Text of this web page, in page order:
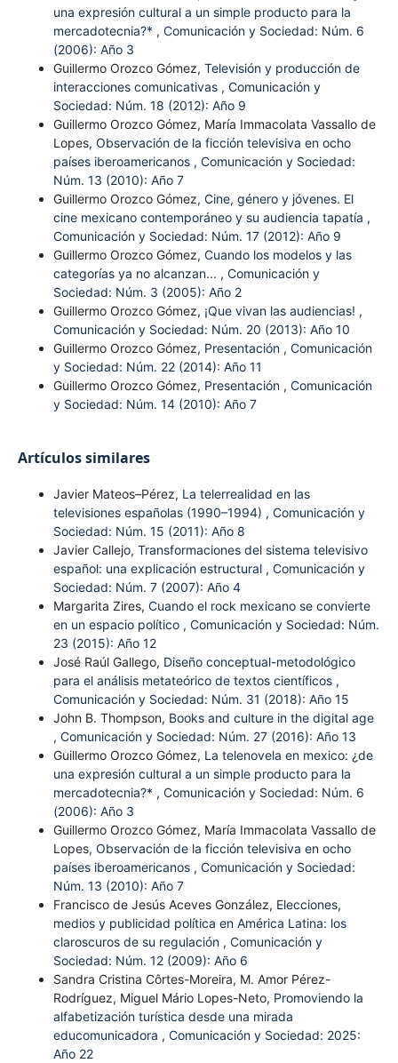
una expresión cultural a un simple producto para la
mercadotecnia?* , Comunicación y Sociedad: Núm. 6
(2006): Año 3
Guillermo Orozco Gómez, Televisión y producción de
interacciones comunicativas , Comunicación y
Sociedad: Núm. 18 (2012): Año 9
Guillermo Orozco Gómez, María Immacolata Vassallo de
Lopes, Observación de la ficción televisiva en ocho
países iberoamericanos , Comunicación y Sociedad:
Núm. 13 (2010): Año 7
Guillermo Orozco Gómez, Cine, género y jóvenes. El
cine mexicano contemporáneo y su audiencia tapatía ,
Comunicación y Sociedad: Núm. 17 (2012): Año 9
Guillermo Orozco Gómez, Cuando los modelos y las
categorías ya no alcanzan... , Comunicación y
Sociedad: Núm. 3 (2005): Año 2
Guillermo Orozco Gómez, ¡Que vivan las audiencias! ,
Comunicación y Sociedad: Núm. 20 (2013): Año 10
Guillermo Orozco Gómez, Presentación , Comunicación
y Sociedad: Núm. 22 (2014): Año 11
Guillermo Orozco Gómez, Presentación , Comunicación
y Sociedad: Núm. 14 (2010): Año 7
Artículos similares
Javier Mateos–Pérez, La telerrealidad en las
televisiones españolas (1990–1994) , Comunicación y
Sociedad: Núm. 15 (2011): Año 8
Javier Callejo, Transformaciones del sistema televisivo
español: una explicación estructural , Comunicación y
Sociedad: Núm. 7 (2007): Año 4
Margarita Zires, Cuando el rock mexicano se convierte
en un espacio político , Comunicación y Sociedad: Núm.
23 (2015): Año 12
José Raúl Gallego, Diseño conceptual-metodológico
para el análisis metateórico de textos científicos ,
Comunicación y Sociedad: Núm. 31 (2018): Año 15
John B. Thompson, Books and culture in the digital age
, Comunicación y Sociedad: Núm. 27 (2016): Año 13
Guillermo Orozco Gómez, La telenovela en mexico: ¿de
una expresión cultural a un simple producto para la
mercadotecnia?* , Comunicación y Sociedad: Núm. 6
(2006): Año 3
Guillermo Orozco Gómez, María Immacolata Vassallo de
Lopes, Observación de la ficción televisiva en ocho
países iberoamericanos , Comunicación y Sociedad:
Núm. 13 (2010): Año 7
Francisco de Jesús Aceves González, Elecciones,
medios y publicidad política en América Latina: los
claroscuros de su regulación , Comunicación y
Sociedad: Núm. 12 (2009): Año 6
Sandra Cristina Côrtes-Moreira, M. Amor Pérez-
Rodríguez, Miguel Mário Lopes-Neto, Promoviendo la
alfabetización turística desde una mirada
educomunicadora , Comunicación y Sociedad: 2025:
Año 22